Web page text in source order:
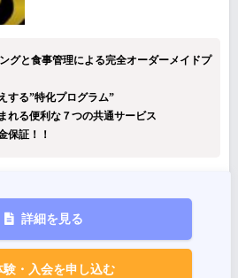
グと食事管理による完全オーダーメイドプ
する”特化プログラム”
れる便利な７つの共通サービス
保証！！
詳細を見る
験・入会を申し込む